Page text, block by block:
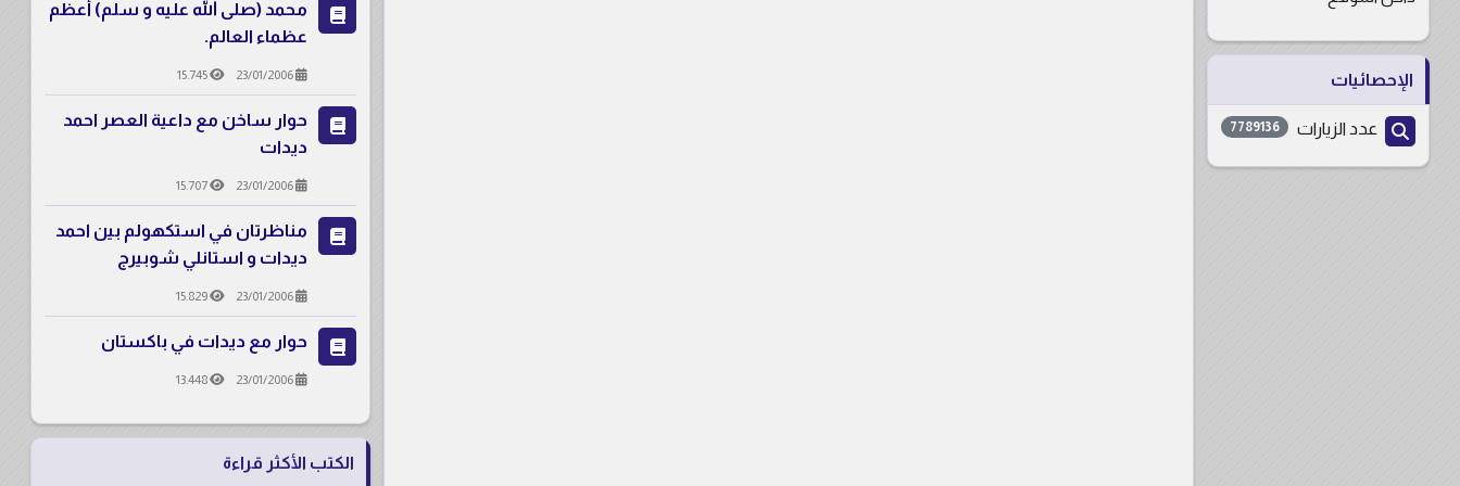
الإحصائيات
عدد الزيارات 7789136
محمد (صلى الله عليه و سلم) أعظم
عظماء العالم.
23/01/2006
15.745
حوار ساخن مع داعية العصر احمد
ديدات
23/01/2006
15.707
مناظرتان في استكهولم بين احمد
ديدات و استانلي شوبيرج
23/01/2006
15.829
حوار مع ديدات في باكستان
23/01/2006
13.448
الكتب الأكثر قراءة